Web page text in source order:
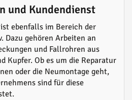
und Kundendienst
ebenfalls im Bereich der
Dazu gehören Arbeiten an
und Fallrohren aus
Kupfer. Ob es um die Reparatur
oder die Neumontage geht,
sind für diese